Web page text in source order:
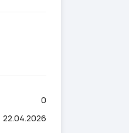
0
22.04.2026